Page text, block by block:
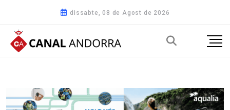
dissabte, 08 de Agost de 2026